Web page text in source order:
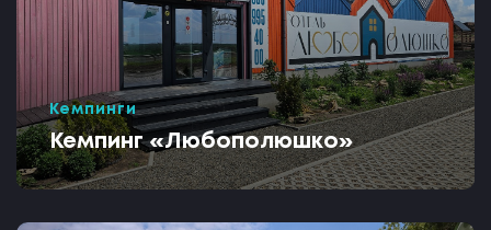
Кемпинги
Кемпинг «Любополюшко»